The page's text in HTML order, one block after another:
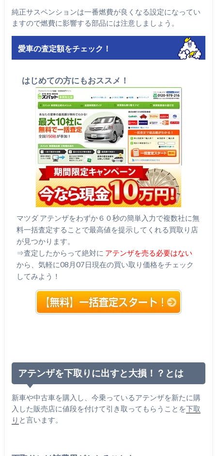
純正サスペンションは一番燃費が良くなる設定になってい
ますので燃費に影響する部品には注意しましょう。
愛車の査定額をチェック！
はじめての方にもおススメ！
マツダ アテンザをわずか６０秒の簡単入力で複数社に無
料一括査定することで最高値を提示してくれる買取り店
が見つかります。
⇒査定したからって絶対に アテンザを売る必要はない
から、気軽に08月07日現在の買い取り価格をチェック
してみよう！
アテンザを下取りに出すと大損！？とは
新車や中古車を購入し、今乗っているアテンザを新たに購
入した販売店に値段を付けて引き取ってもらうことを下取
り と言います。